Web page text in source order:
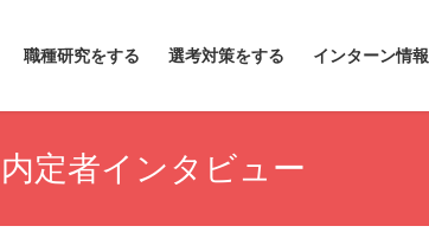
職種研究をする 選考対策をする インターン情報
内定者インタビュー